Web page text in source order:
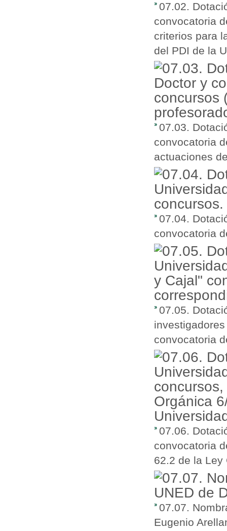
07.02.
convocatoria
criterios para
del PDI de la
07.03.
convocatoria
actuaciones
07.04.
convocatoria
07.05.
convocatoria
07.06.
convocatoria
62.2 de la Ley
07.07.
Eugenio